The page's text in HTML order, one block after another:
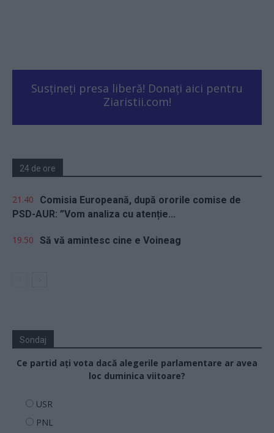
Susțineți presa liberă! Donați aici pentru
Ziaristii.com!
24 de ore
21.40
Comisia Europeană, după ororile comise de
PSD-AUR: ”Vom analiza cu atenție...
19.50 Să vă amintesc cine e Voineag
Sondaj
Ce partid ați vota dacă alegerile parlamentare ar avea
loc duminica viitoare?
USR
PNL